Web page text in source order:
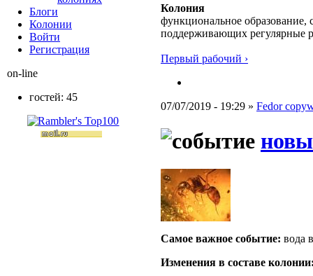
Колония
функциональное образование,
поддерживающих регулярные
Первый рабочий ›
07/07/2019 - 19:29 » Fedor
Самое важное событие: вода
Изменения в составе
Блоги
Колонии
Войти
Peгиcтpaция
on-line
гостей: 45